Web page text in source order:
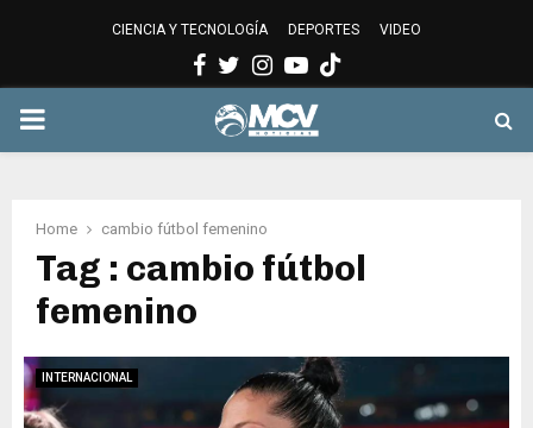
CIENCIA Y TECNOLOGÍA DEPORTES VIDEO
Facebook
Twitter
Instagram
Youtube
PRIMARY
Home cambio fútbol femenino
Tag : cambio fútbol
femenino
INTERNACIONAL